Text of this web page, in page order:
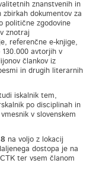
znanstvenih in
zbirkah dokumentov za
politične zgodovine
znotraj
referenčne e-knjige,
avtorjih v
člankov iz
in drugih literarnih
iskalnik tem,
po disciplinah in
v slovenskem
na voljo z lokacij
dostopa je na
ter vsem članom